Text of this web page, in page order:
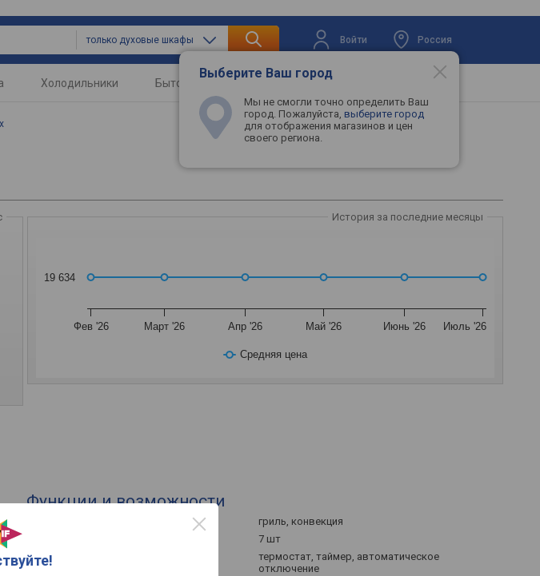
только духовые шкафы Войти Россия
Выберите Ваш город
Мы не смогли точно определить Ваш
город. Пожалуйста, выберите город
для отображения магазинов и цен
своего региона.
Холодильники Бытовая техника Телевизоры
История за последние месяцы
Средняя цена
Фев '26 Март '26 Апр '26 Май '26 Июнь '26 Июль '26
19 634
Функции и возможности
гриль, конвекция
7 шт
Функции
термостат, таймер, автоматическое
отключение